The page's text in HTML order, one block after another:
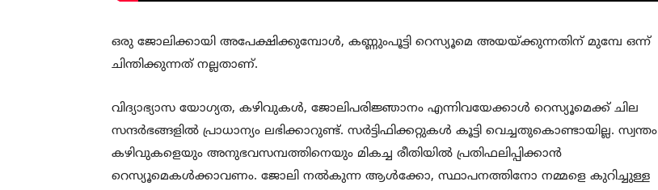
ഒരു ജോലിക്കായി അപേക്ഷിക്കുമ്പോൾ, കണ്ണുംപൂട്ടി റെസ്യൂമെ അയയ്ക്കുന്നതിന് മുമ്പേ ഒന്ന്
ചിന്തിക്കുന്നത് നല്ലതാണ്.
വിദ്യാഭ്യാസ യോഗ്യത, കഴിവുകള്‍, ജോലിപരിജ്ഞാനം എന്നിവയേക്കാള്‍ റെസ്യൂമെക്ക് ചില
സന്ദർഭങ്ങളിൽ പ്രാധാന്യം ലഭിക്കാറുണ്ട്. സര്‍ട്ടിഫിക്കറ്റുകള്‍ കൂട്ടി വെച്ചതുകൊണ്ടായില്ല. സ്വന്തം
കഴിവുകളെയും അനുഭവസമ്പത്തിനെയും മികച്ച രീതിയില്‍ പ്രതിഫലിപ്പിക്കാന്‍
റെസ്യൂമെകള്‍ക്കാവണം. ജോലി നല്‍കുന്ന ആള്‍ക്കോ, സ്ഥാപനത്തിനോ നമ്മളെ കുറിച്ചുള്ള